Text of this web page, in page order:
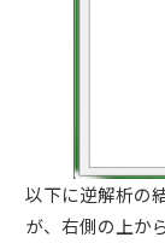
以下に逆解析の
が、右側の上か